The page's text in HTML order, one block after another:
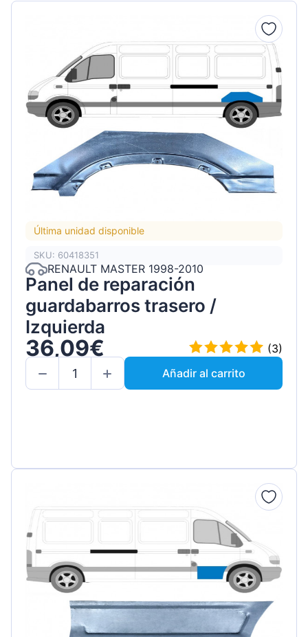
Última unidad disponible
SKU: 60418351
RENAULT MASTER 1998-2010
Panel de reparación
guardabarros trasero /
Izquierda
36,09€
(3)
Añadir al carrito